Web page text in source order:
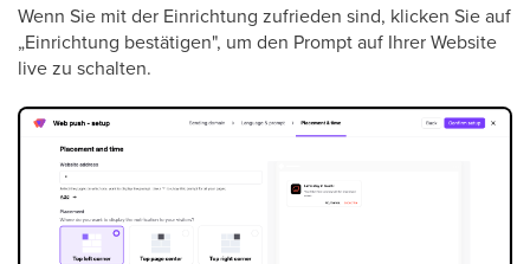
Wenn Sie mit der Einrichtung zufrieden sind, klicken Sie auf
„Einrichtung bestätigen", um den Prompt auf Ihrer Website
live zu schalten.